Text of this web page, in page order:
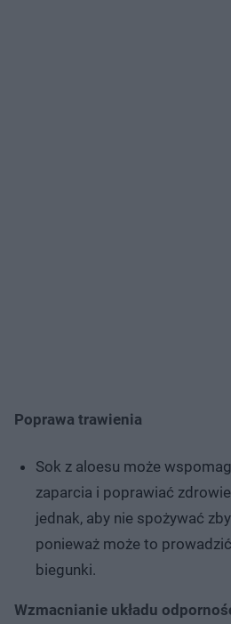
Poprawa trawienia
Sok z aloesu może
zaparcia i poprawiać
jednak, aby nie spożywać
ponieważ może to
biegunki.
Wzmacnianie układu